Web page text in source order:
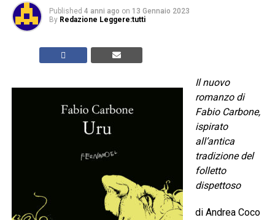
Published 4 anni ago on 13 Gennaio 2023
By Redazione Leggere:tutti
Il nuovo
romanzo di
Fabio Carbone,
ispirato
all’antica
tradizione del
folletto
dispettoso
di Andrea Coco